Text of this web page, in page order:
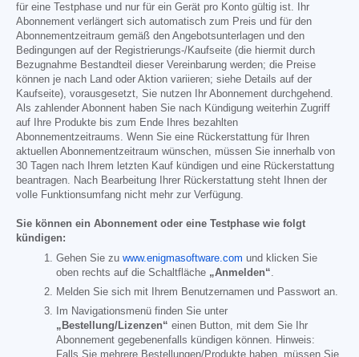
für eine Testphase und nur für ein Gerät pro Konto gültig ist. Ihr
Abonnement verlängert sich automatisch zum Preis und für den
Abonnementzeitraum gemäß den Angebotsunterlagen und den
Bedingungen auf der Registrierungs-/Kaufseite (die hiermit durch
Bezugnahme Bestandteil dieser Vereinbarung werden; die Preise
können je nach Land oder Aktion variieren; siehe Details auf der
Kaufseite), vorausgesetzt, Sie nutzen Ihr Abonnement durchgehend.
Als zahlender Abonnent haben Sie nach Kündigung weiterhin Zugriff
auf Ihre Produkte bis zum Ende Ihres bezahlten
Abonnementzeitraums. Wenn Sie eine Rückerstattung für Ihren
aktuellen Abonnementzeitraum wünschen, müssen Sie innerhalb von
30 Tagen nach Ihrem letzten Kauf kündigen und eine Rückerstattung
beantragen. Nach Bearbeitung Ihrer Rückerstattung steht Ihnen der
volle Funktionsumfang nicht mehr zur Verfügung.
Sie können ein Abonnement oder eine Testphase wie folgt
kündigen:
Gehen Sie zu www.enigmasoftware.com und klicken Sie
oben rechts auf die Schaltfläche „Anmelden“
Melden Sie sich mit Ihrem Benutzernamen und Passwort an.
Im Navigationsmenü finden Sie unter
„Bestellung/Lizenzen“ einen Button, mit dem Sie Ihr
Abonnement gegebenenfalls kündigen können. Hinweis:
Falls Sie mehrere Bestellungen/Produkte haben, müssen Sie